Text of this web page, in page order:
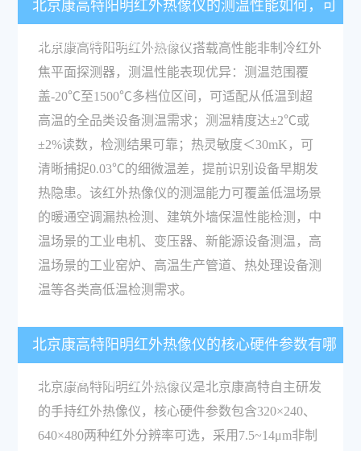
北京康高特阳明红外热像仪的测温性能如何，可
覆盖哪些高低温检测需求？
北京康高特阳明红外热像仪搭载高性能非制冷红外
焦平面探测器，测温性能表现优异：测温范围覆
盖-20℃至1500℃多档位区间，可适配从低温到超
高温的全品类设备测温需求；测温精度达±2℃或
±2%读数，检测结果可靠；热灵敏度＜30mK，可
清晰捕捉0.03℃的细微温差，提前识别设备早期发
热隐患。该红外热像仪的测温能力可覆盖低温场景
的暖通空调漏热检测、建筑外墙保温性能检测，中
温场景的工业电机、变压器、新能源设备测温，高
温场景的工业窑炉、高温生产管道、热处理设备测
温等各类高低温检测需求。
北京康高特阳明红外热像仪的核心硬件参数有哪
些，适用于哪些检测场景？
北京康高特阳明红外热像仪是北京康高特自主研发
的手持红外热像仪，核心硬件参数包含320×240、
640×480两种红外分辨率可选，采用7.5~14μm非制